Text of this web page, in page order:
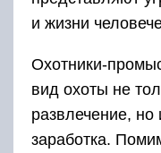
и жизни
Охотники-
вид охоты не
развлечение,
заработка.